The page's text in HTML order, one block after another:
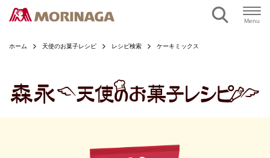
Menu
ホーム 天使のお菓子レシピ レシピ検索 ケーキミックス